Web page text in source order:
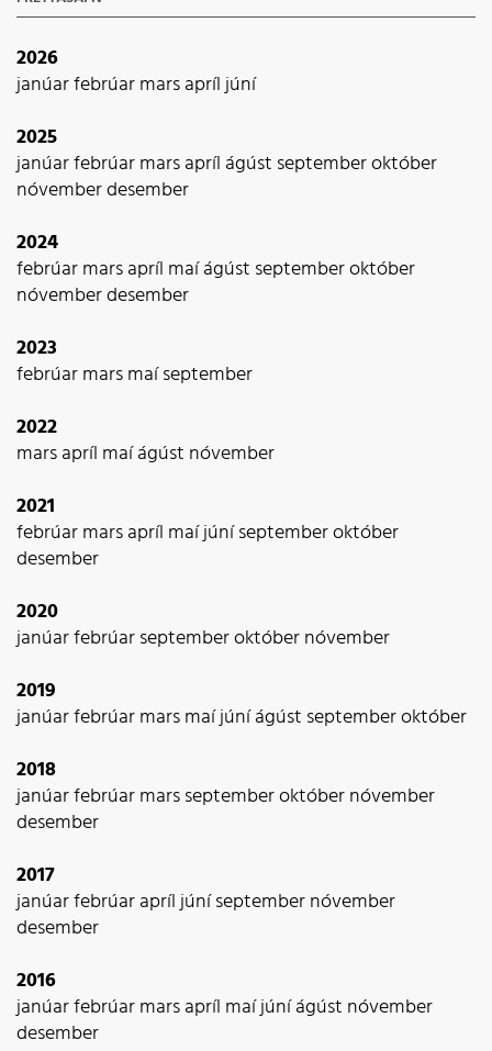
2026
janúarfebrúarmarsapríljúní
2025
janúarfebrúarmarsapríl ágúst septemberoktóber
nóvemberdesember
2024
febrúarmarsapríl maíágúst septemberoktóber
nóvemberdesember
2023
febrúarmarsmaíseptember
2022
marsapríl maíágúst nóvember
2021
febrúarmarsapríl maíjúníseptemberoktóber
desember
2020
janúarfebrúarseptemberoktóbernóvember
2019
janúarfebrúarmarsmaíjúníágúst septemberoktóber
2018
janúarfebrúarmarsseptemberoktóbernóvember
desember
2017
janúarfebrúarapríljúníseptembernóvember
desember
2016
janúarfebrúarmarsapríl maíjúníágúst nóvember
desember